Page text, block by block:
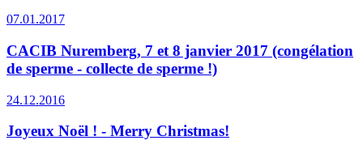
07.01.2017
CACIB Nuremberg, 7 et 8 janvier 2017 (congélation
de sperme - collecte de sperme !)
24.12.2016
Joyeux Noël ! - Merry Christmas!